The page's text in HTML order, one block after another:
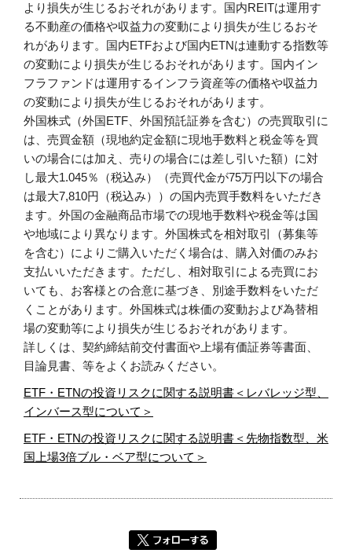
より損失が生じるおそれがあります。国内REITは運用す
る不動産の価格や収益力の変動により損失が生じるおそ
れがあります。国内ETFおよび国内ETNは連動する指数等
の変動により損失が生じるおそれがあります。国内イン
フラファンドは運用するインフラ資産等の価格や収益力
の変動により損失が生じるおそれがあります。
外国株式（外国ETF、外国預託証券を含む）の売買取引に
は、売買金額（現地約定金額に現地手数料と税金等を買
いの場合には加え、売りの場合には差し引いた額）に対
し最大1.045％（税込み）（売買代金が75万円以下の場合
は最大7,810円（税込み））の国内売買手数料をいただき
ます。外国の金融商品市場での現地手数料や税金等は国
や地域により異なります。外国株式を相対取引（募集等
を含む）によりご購入いただく場合は、購入対価のみお
支払いいただきます。ただし、相対取引による売買にお
いても、お客様との合意に基づき、別途手数料をいただ
くことがあります。外国株式は株価の変動および為替相
場の変動等により損失が生じるおそれがあります。
詳しくは、契約締結前交付書面や上場有価証券等書面、
目論見書、等をよくお読みください。
ETF・ETNの投資リスクに関する説明書＜レバレッジ型、
インバース型について＞
ETF・ETNの投資リスクに関する説明書＜先物指数型、米
国上場3倍ブル・ベア型について＞